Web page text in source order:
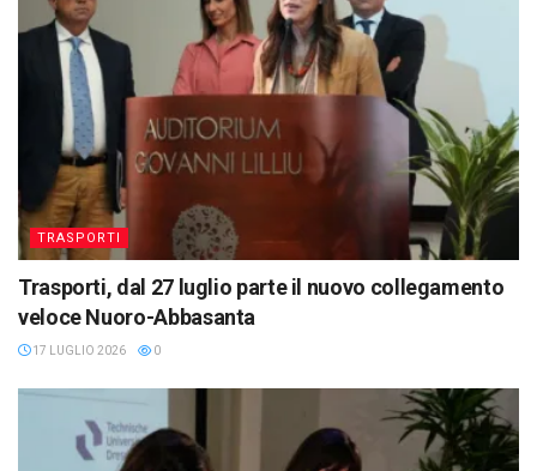
TRASPORTI
Trasporti, dal 27 luglio parte il nuovo collegamento
veloce Nuoro-Abbasanta
17 LUGLIO 2026 0